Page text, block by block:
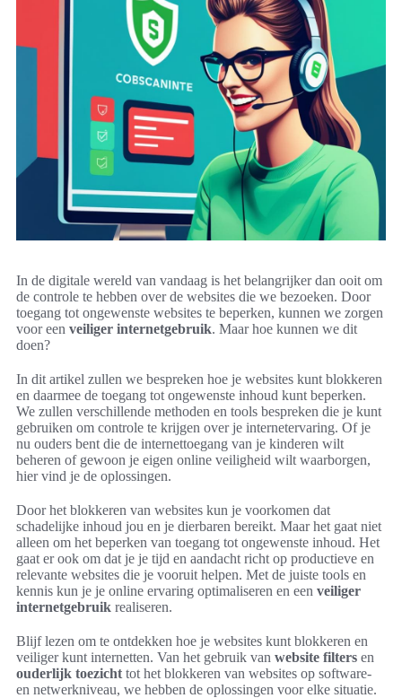
In de digitale wereld van vandaag is het belangrijker dan ooit om
de controle te hebben over de websites die we bezoeken. Door
toegang tot ongewenste websites te beperken, kunnen we zorgen
voor een veiliger internetgebruik. Maar hoe kunnen we dit
doen?
In dit artikel zullen we bespreken hoe je websites kunt blokkeren
en daarmee de toegang tot ongewenste inhoud kunt beperken.
We zullen verschillende methoden en tools bespreken die je kunt
gebruiken om controle te krijgen over je internetervaring. Of je
nu ouders bent die de internettoegang van je kinderen wilt
beheren of gewoon je eigen online veiligheid wilt waarborgen,
hier vind je de oplossingen.
Door het blokkeren van websites kun je voorkomen dat
schadelijke inhoud jou en je dierbaren bereikt. Maar het gaat niet
alleen om het beperken van toegang tot ongewenste inhoud. Het
gaat er ook om dat je je tijd en aandacht richt op productieve en
relevante websites die je vooruit helpen. Met de juiste tools en
kennis kun je je online ervaring optimaliseren en een veiliger
internetgebruik realiseren.
Blijf lezen om te ontdekken hoe je websites kunt blokkeren en
veiliger kunt internetten. Van het gebruik van website filters en
ouderlijk toezicht tot het blokkeren van websites op software-
en netwerkniveau, we hebben de oplossingen voor elke situatie.